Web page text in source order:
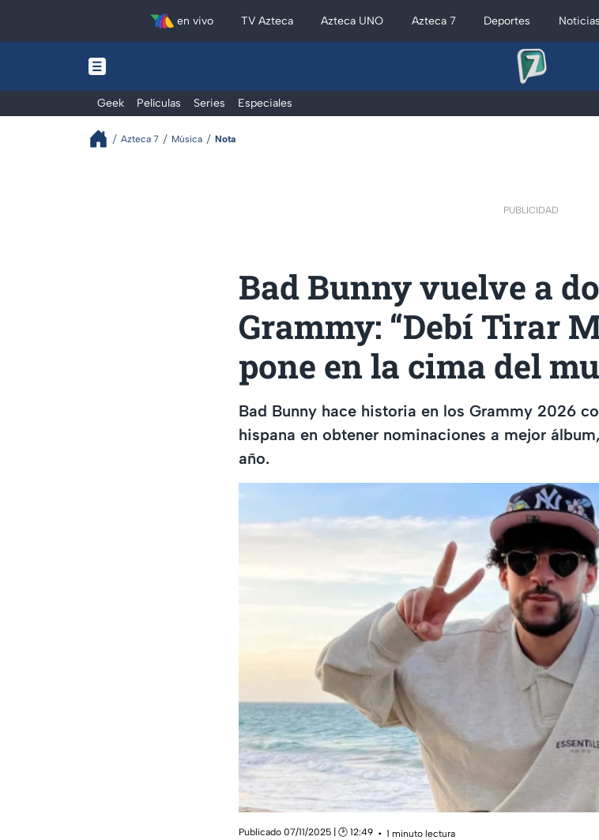
en vivo TV Azteca Azteca UNO Azteca 7 Deportes Noticias
Geek Películas Series Especiales
Azteca 7 Música Nota
PUBLICIDAD
Bad Bunny vuelve a
Grammy: “Debí Tirar
pone en la cima del
Bad Bunny hace historia en los Grammy 2026
hispana en obtener nominaciones a mejor
año.
Publicado 07/11/2025 | 🕑 12:49
1 minuto lectura